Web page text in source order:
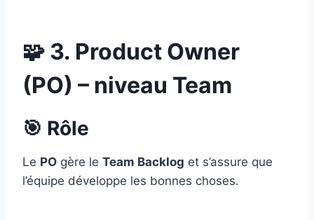
🧩 3. Product Owner
(PO) – niveau Team
🎯 Rôle
Le PO gère le Team Backlog et s’assure que
l’équipe développe les bonnes choses.